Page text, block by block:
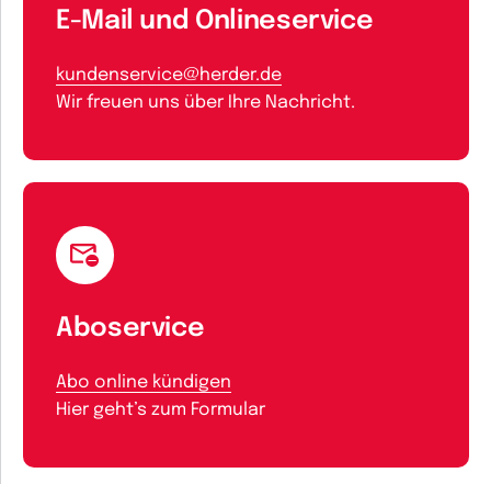
E-Mail und Onlineservice
kundenservice@herder.de
Wir freuen uns über Ihre Nachricht.
Aboservice
Abo online kündigen
Hier geht’s zum Formular